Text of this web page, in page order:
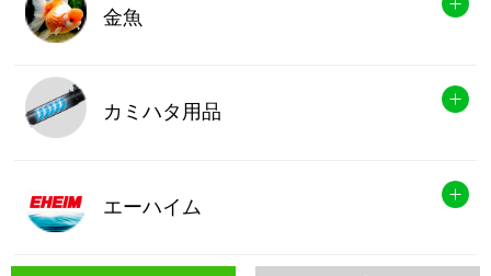
金魚
カミハタ用品
エーハイム